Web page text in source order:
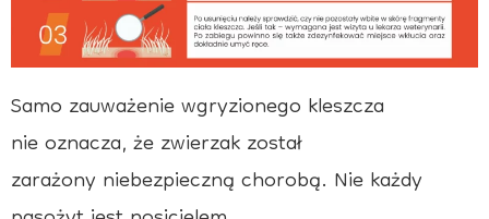
Samo zauważenie wgryzionego kleszcza
nie oznacza, że zwierzak został
zarażony niebezpieczną chorobą. Nie każdy